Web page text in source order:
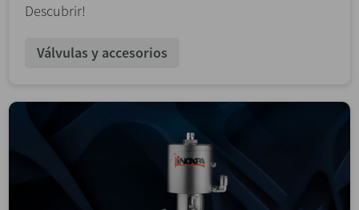
Descubrir!
Válvulas y accesorios